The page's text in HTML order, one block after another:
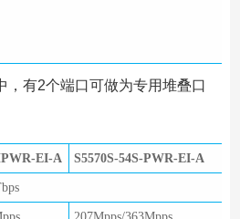
，有2个端口可做为专用堆叠口
EI-A S5570S-54S-PWR-EI-A